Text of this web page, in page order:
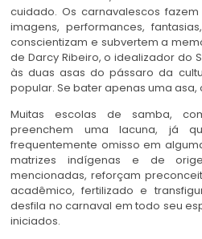
cuidado. Os carnavalescos
imagens, performances,
conscientizam e subvertem a
de Darcy Ribeiro, o idealizador do
às duas asas do pássaro da
popular. Se bater apenas uma
Muitas escolas de samba,
preenchem uma lacuna, já
frequentemente omisso em
matrizes indígenas e de
mencionadas, reforçam
acadêmico, fertilizado e
desfila no carnaval em todo seu
iniciados.